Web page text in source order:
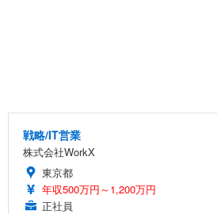
戦略/IT営業
株式会社WorkX
東京都
年収500万円～1,200万円
正社員